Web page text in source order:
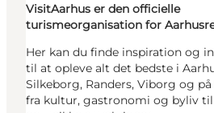
VisitAarhus er den officielle
turismeorganisation for
Her kan du finde inspiration og
til at opleve alt det bedste i
Silkeborg, Randers, Viborg og
fra kultur, gastronomi og byliv